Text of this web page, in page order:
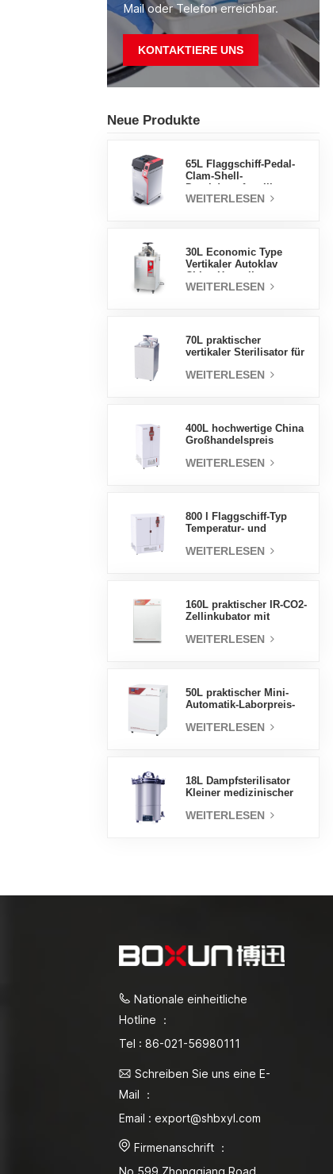
Mail oder Telefon erreichbar.
KONTAKTIERE UNS
Neue Produkte
65L Flaggschiff-Pedal-
Clam-Shell-
Fabrik
WEITERLESEN
30L Economic Type
Vertikaler Autoklav
Druckdampfsterilisator
WEITERLESEN
70L praktischer
vertikaler Sterilisator für
Design,
WEITERLESEN
400L hochwertige China
Großhandelspreis
Luftfeuchtigkeit stabile
WEITERLESEN
800 l Flaggschiff-Typ
Temperatur- und
Inkubatorkammer,
WEITERLESEN
160L praktischer IR-CO2-
Zellinkubator mit
professionelle Fabrik-
WEITERLESEN
50L praktischer Mini-
Automatik-Laborpreis-
WEITERLESEN
18L Dampfsterilisator
Kleiner medizinischer
Autoklav
WEITERLESEN
Nationale einheitliche
Hotline ：
Tel : 86-021-56980111
Schreiben Sie uns eine E-
Mail ：
Email : export@shbxyl.com
Firmenanschrift ：